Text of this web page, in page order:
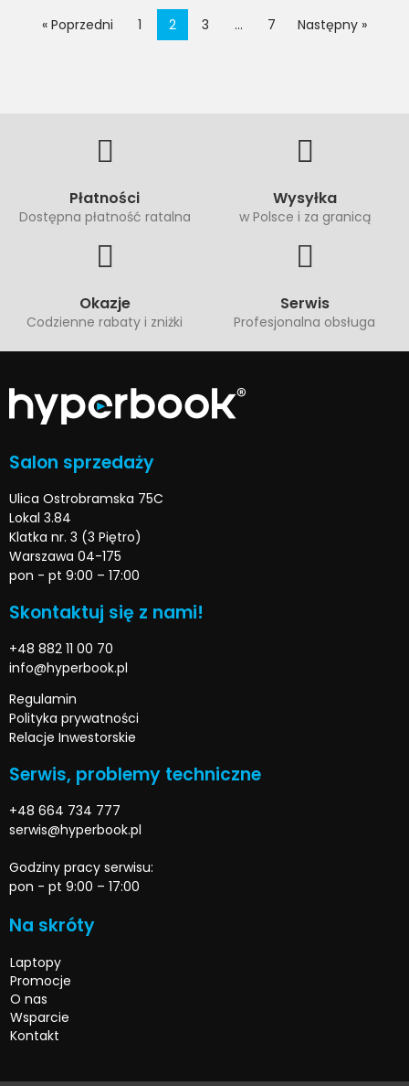
« Poprzedni 1 2 3 … 7 Następny »
Płatności
Dostępna płatność ratalna
Wysyłka
w Polsce i za granicą
Okazje
Codzienne rabaty i zniżki
Serwis
Profesjonalna obsługa
Salon sprzedaży
Ulica Ostrobramska 75C
Lokal 3.84
Klatka nr. 3 (3 Piętro)
Warszawa 04-175
pon - pt 9:00 – 17:00
Skontaktuj się z nami!
+48 882 11 00 70
info@hyperbook.pl
Regulamin
Polityka prywatności
Relacje Inwestorskie
Serwis, problemy techniczne
+48 664 734 777
serwis@hyperbook.pl
Godziny pracy serwisu:
pon - pt 9:00 – 17:00
Na skróty
Laptopy
Promocje
O nas
Wsparcie
Kontakt